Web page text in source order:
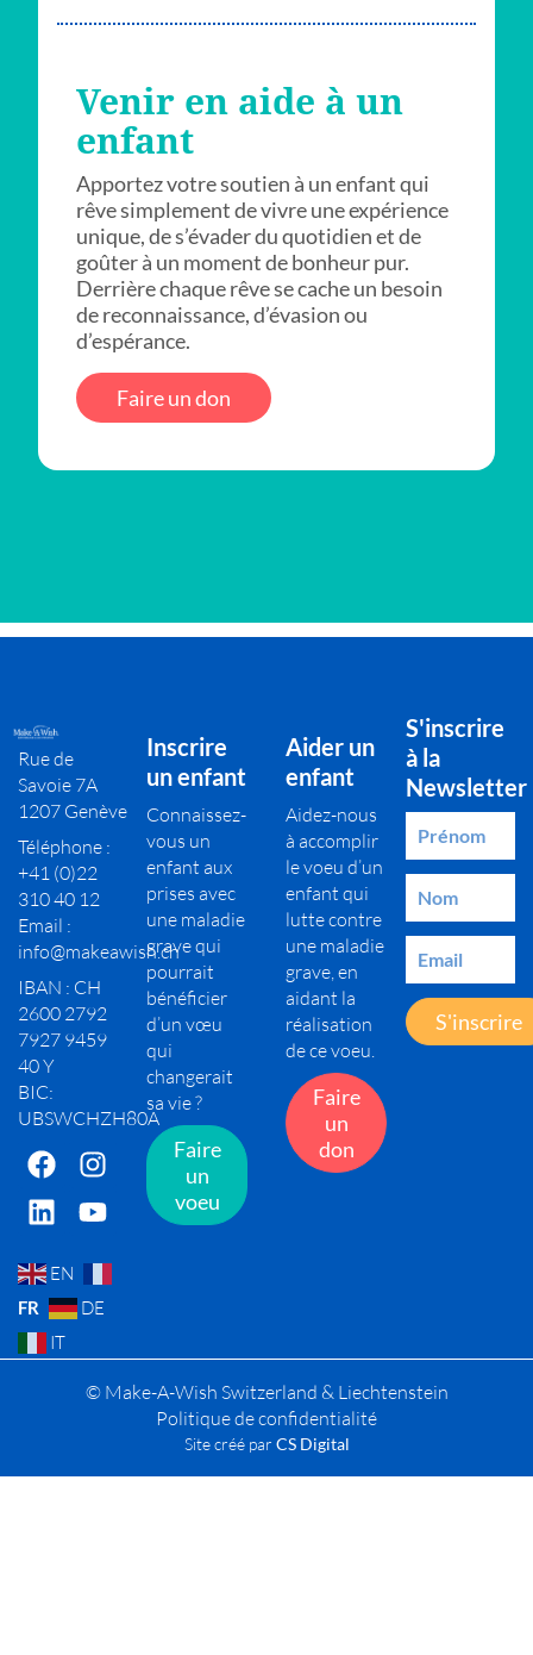
Venir en aide à un
enfant
Apportez votre soutien à un enfant qui
rêve simplement de vivre une expérience
unique, de s’évader du quotidien et de
goûter à un moment de bonheur pur.
Derrière chaque rêve se cache un besoin
de reconnaissance, d’évasion ou
d’espérance.
Faire un don
Rue de
Savoie 7A
1207 Genève
Téléphone :
+41 (0)22
310 40 12
Email :
info@makeawish.ch
IBAN : CH
2600 2792
7927 9459
40 Y
BIC:
UBSWCHZH80A
EN
FR
DE
IT
Inscrire
un enfant
Connaissez-
vous un
enfant aux
prises avec
une maladie
grave qui
pourrait
bénéficier
d’un vœu
qui
changerait
sa vie ?
Faire
un
voeu
Aider un
enfant
Aidez-nous
à accomplir
le voeu d’un
enfant qui
lutte contre
une maladie
grave, en
aidant la
réalisation
de ce voeu.
Faire
un
don
S'inscrire
à la
Newsletter
S'inscrire
© Make-A-Wish Switzerland & Liechtenstein
Politique de confidentialité
Site créé par CS Digital